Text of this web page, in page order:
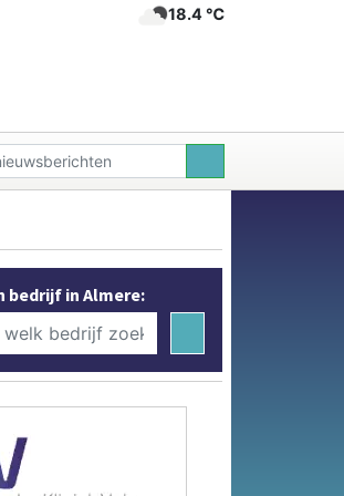
18.4 ℃
bedrijf in Almere: